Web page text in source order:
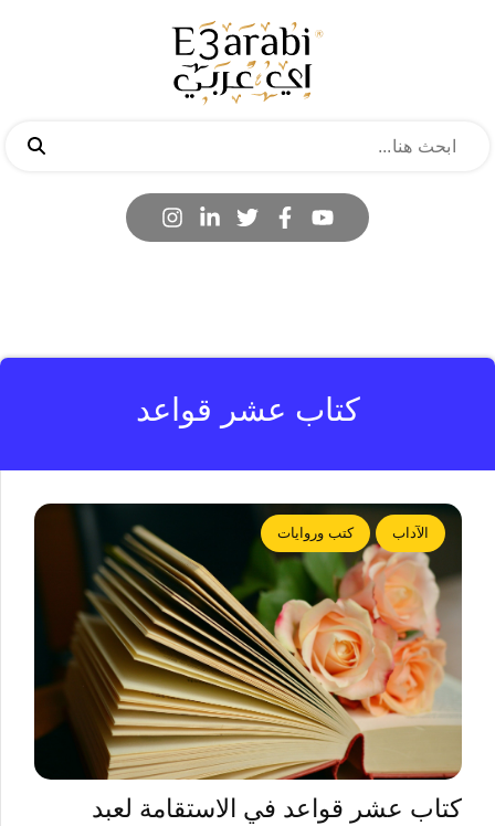
كتاب عشر قواعد
الآداب كتب وروايات
كتاب عشر قواعد في الاستقامة لعبد